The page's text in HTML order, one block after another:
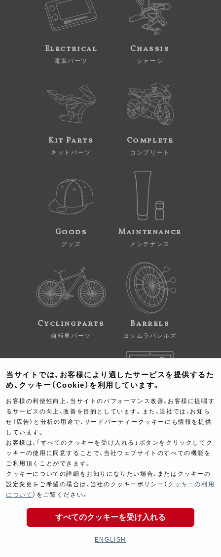
Electrical
電装パーツ
Chassis
シャーシ
Kit Parts
キットパーツ
Complete
コンプリート
Goods
グッズ
Maintenance
メンテナンス
Cyclingparts
自転車パーツ
Barrels
ヨシムラバレルズ
Decal
デカール
Limited Items
オンラインショップ限定商品
Outlet garageSale
アウトレット・ガレージセール
Car parts
4輪パーツ
当サイトでは、お客様により適したサービスを提供するた
め、クッキー（Cookie）を利用しています。
お客様の利便性向上、当サイトのパフォーマンス改善、お客様に提唱す
るサービスの向上、改善を目的としています。また、当社では、お知ら
せ（広告）と分析の用途で、サードパーティークッキーにも情報を提供
しています。
お客様は、「すべてのクッキーを受け入れる」ボタンをクリックしてク
ッキーの使用に同意することで、当社ウェブサイトのすべての機能を
ご利用頂くことができます。
クッキーについての詳細をお知りになりたい場合、またはクッキーの
設定変更をご希望の場合は、当社のクッキーポリシー（ クッキーの利用
について ）をご覧ください。
すべてのクッキーを受け入れる
ENGLISH